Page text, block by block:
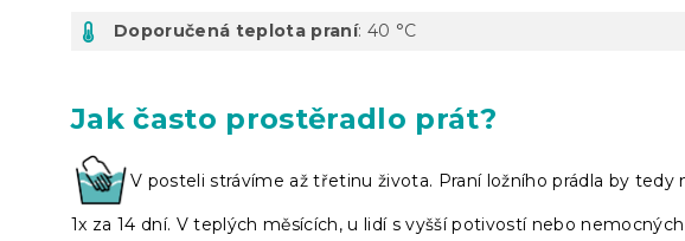
Doporučená teplota praní: 40 °C
Jak často prostěradlo prát?
V posteli strávíme až třetinu života. Praní ložního prádla by
1x za 14 dní. V teplých měsících, u lidí s vyšší potivostí nebo